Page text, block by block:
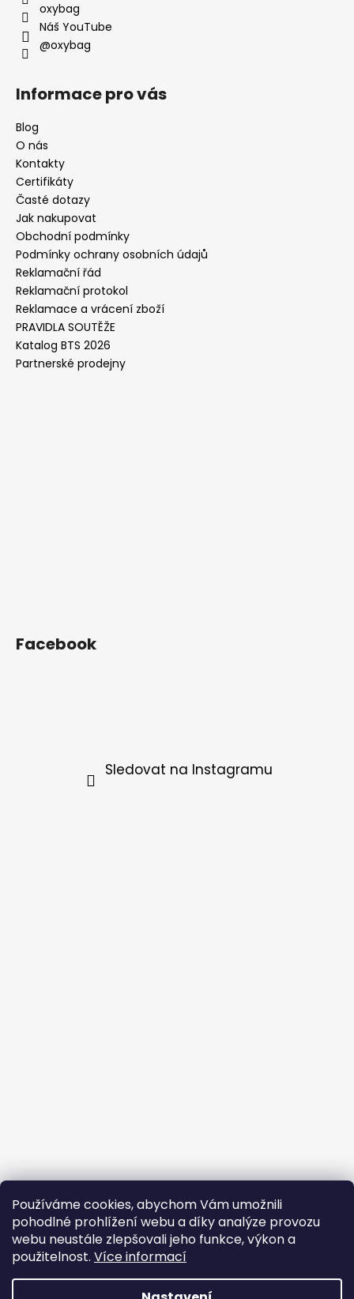
Používáme cookies, abychom Vám umožnili
pohodlné prohlížení webu a díky analýze provozu
webu neustále zlepšovali jeho funkce, výkon a
použitelnost. Více informací
oxybag
Náš YouTube
@oxybag
Informace pro vás
Blog
O nás
Kontakty
Certifikáty
Časté dotazy
Jak nakupovat
Obchodní podmínky
Podmínky ochrany osobních údajů
Reklamační řád
Reklamační protokol
Reklamace a vrácení zboží
PRAVIDLA SOUTĚŽE
Katalog BTS 2026
Partnerské prodejny
Facebook
Sledovat na Instagramu